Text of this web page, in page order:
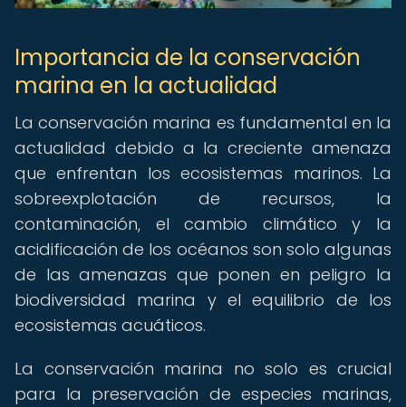
Importancia de la conservación
marina en la actualidad
La conservación marina es fundamental en la
actualidad debido a la creciente amenaza
que enfrentan los ecosistemas marinos. La
sobreexplotación de recursos, la
contaminación, el cambio climático y la
acidificación de los océanos son solo algunas
de las amenazas que ponen en peligro la
biodiversidad marina y el equilibrio de los
ecosistemas acuáticos.
La conservación marina no solo es crucial
para la preservación de especies marinas,